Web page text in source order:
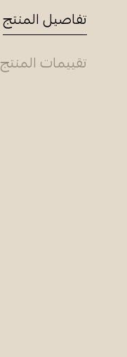
تفاصيل المنتج
تقييمات المنتج